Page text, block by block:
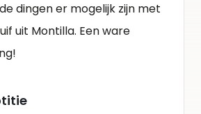
dingen er mogelijk zijn met
uit Montilla. Een ware